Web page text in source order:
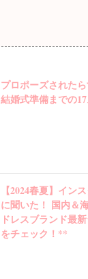
プロポーズされた
結婚式準備までの
【2024春夏】イン
に聞いた！ 国内＆
ドレスブランド最
をチェック！**